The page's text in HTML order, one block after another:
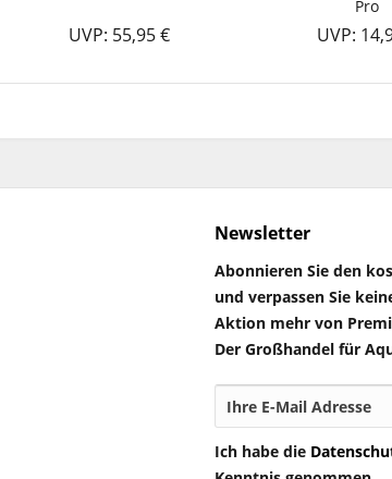
UVP: 55,95 €
Pro
UVP:
Newsletter
Abonnieren Sie den
und verpassen Sie
Aktion mehr von
Der Großhandel für
Ich habe die